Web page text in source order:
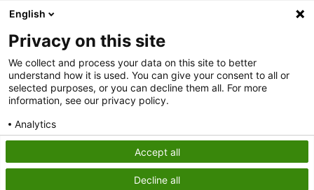
Nieuws
English
Over deze site
Over DINOloket
Contact
Disclaimer
Toegankelijkheid
Privacy statement
English
Privacy on this site
We collect and process your data on this site to better
understand how it is used. You can give your consent to all or
selected purposes, or you can decline them all. For more
information, see our privacy policy.
Analytics
Accept all
Decline all
Privacy policy